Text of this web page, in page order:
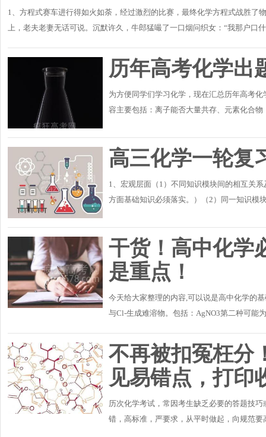
1、方程式赛车进行得如火如荼，经过激烈的比赛，最终化学方程式战胜
上，老夫老妻无话可说。沉默许久，牛郎猛嘬了一口烟问织女：“我那户口
历年高考化学出
为方便同学们学习化学，现在汇总历年高考
容主要包括：离子能否大量共存、元素化合
高三化学一轮复
1、宏观层面（1）不同知识模块间的相互关
方面基础知识必须落实。）（2）同一知识模
干货！高中化学
是重点！
今天给大家整理的内容,可以说是高中化学的
与Cl-生成难溶物。包括：AgNO3第二种可能
不再被扣冤枉分
见易错点，打印
历次化学考试，常因考生缺乏必要的答题技
错，高标准，严要求，从平时做起，向规范